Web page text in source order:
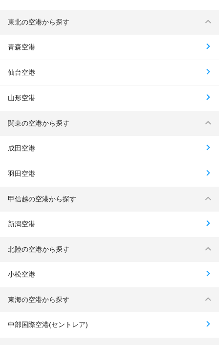
東北の空港から探す
青森空港
仙台空港
山形空港
関東の空港から探す
成田空港
羽田空港
甲信越の空港から探す
新潟空港
北陸の空港から探す
小松空港
東海の空港から探す
中部国際空港(セントレア)